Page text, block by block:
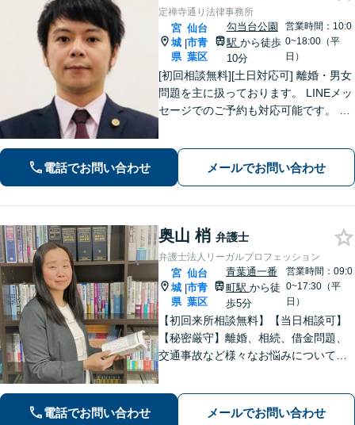
定禅寺通り法律事務所
宮
城
県
|
仙台
市青
葉区
勾当台公園
駅 から徒歩
10分
営業時間：10:0
0~18:00（平
日）
[初回相談無料][土日対応可] 離婚・男女
問題を主に扱っております。 LINEメッ
セージでのご予約も対応可能です。 LI
in.ee/uFqpYWb
電話でお問い合わせ メールでお問い合わせ
奥山 梢 弁護士
弁護士法人リーガルプロフェッション
宮
城
県
|
仙台
市青
葉区
青葉通一番
町駅 から徒
歩5分
営業時間：09:0
0~17:30（平
日）
【初回来所相談無料】【当日相談可】
【秘密厳守】離婚、相続、借金問題、
交通事故など様々なお悩みについて、
軽にご相談下さい。
電話でお問い合わせ メールでお問い合わせ